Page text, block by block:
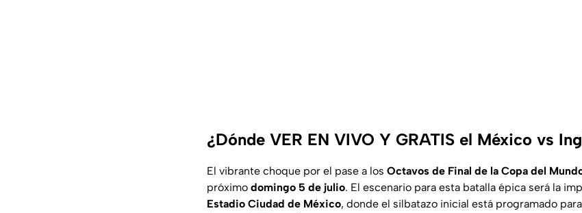
¿Dónde VER EN VIVO Y GRATIS el México vs
El vibrante choque por el pase a los Octavos de Final de la Copa del
próximo domingo 5 de julio. El escenario para esta batalla épica será la
Estadio Ciudad de México, donde el silbatazo inicial está programado